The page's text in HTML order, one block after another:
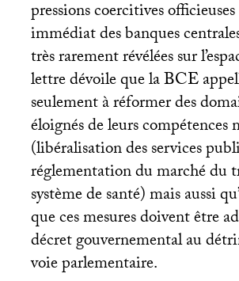
pressions coercitives
immédiat des banques
très rarement révélées sur
lettre dévoile que laBCE
seulement à réformer des
éloignés de leurs compétences
(libéralisation des services
réglementation du marché du
système de santé) mais aussi
que ces mesures doivent être
décret gouvernemental au
voie parlementaire.